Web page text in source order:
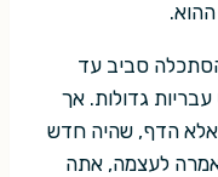
סביב עד
גדולות. אך
הדף, שהיה חדש
אמרה לעצמה, אתה